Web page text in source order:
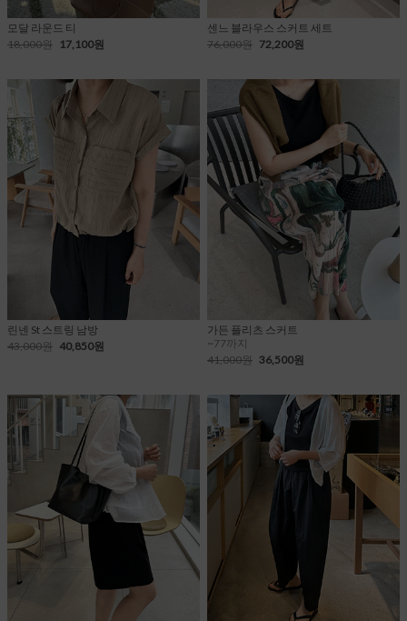
모달 라운드 티
18,000원 17,100원
센느 블라우스 스커트 세트
76,000원 72,200원
린넨 St 스트링 남방
43,000원 40,850원
가든 플리츠 스커트
~77까지
41,000원 36,500원